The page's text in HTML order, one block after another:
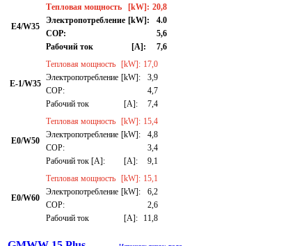
E4/W35
Тепловая мощность [kW]: 20,8
Электропотребление [kW]:
4.0
СОР:
5,6
Рабочий ток
[A]: 7,6
E-1/W35
Тепловая мощность [kW]: 17,0
Электропотребление [kW]:
3,9
СОР:
4,7
Рабочий ток
[A]: 7,4
E0/W50
Тепловая мощность [kW]: 15,4
Электропотребление [kW]:
4,8
СОР:
3,4
Рабочий ток [A]:
[A]: 9,1
E0/W60
Тепловая мощность [kW]: 15,1
Электропотребление [kW]:
6,2
СОР:
2,6
Рабочий ток
[A]: 11,8